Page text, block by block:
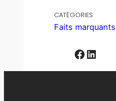
CATÉGORIES
Faits marquants
Facebook LinkedIn